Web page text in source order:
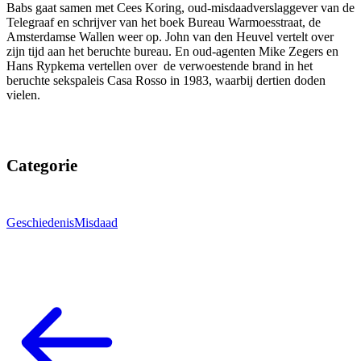
Babs gaat samen met Cees Koring, oud-misdaadverslaggever van de
Telegraaf en schrijver van het boek Bureau Warmoesstraat, de
Amsterdamse Wallen weer op. John van den Heuvel vertelt over
zijn tijd aan het beruchte bureau. En oud-agenten Mike Zegers en
Hans Rypkema vertellen over de verwoestende brand in het
beruchte sekspaleis Casa Rosso in 1983, waarbij dertien doden
vielen.
Categorie
GeschiedenisMisdaad